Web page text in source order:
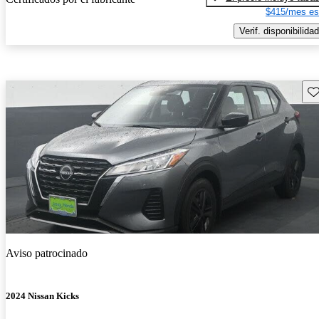
$415/mes
Verif. disponibilidad
Aviso patrocinado
2024 Nissan Kicks